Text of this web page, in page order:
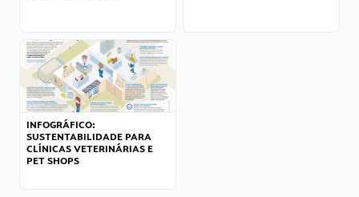
INFOGRÁFICO:
SUSTENTABILIDADE PARA
CLÍNICAS VETERINÁRIAS E
PET SHOPS